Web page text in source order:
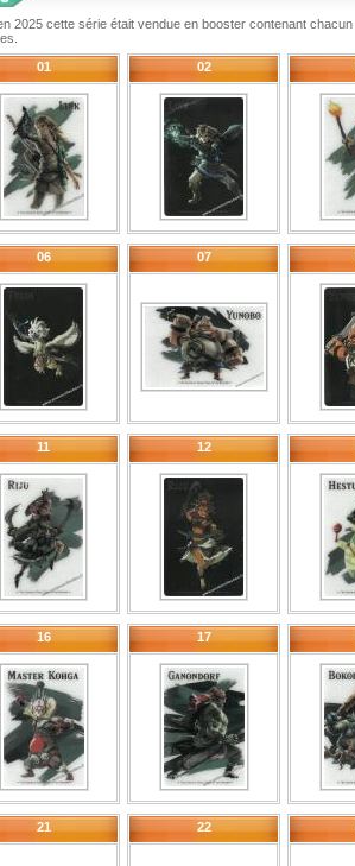
2025 cette série était vendue en booster contenant
01
02
06 07
11 12
16 17
21 22